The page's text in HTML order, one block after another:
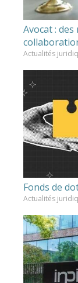
Avocat :
Actualités
Fonds de
Actualités